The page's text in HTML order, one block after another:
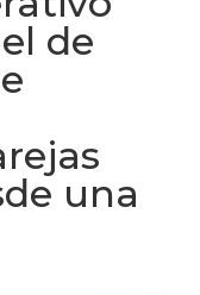
de
una